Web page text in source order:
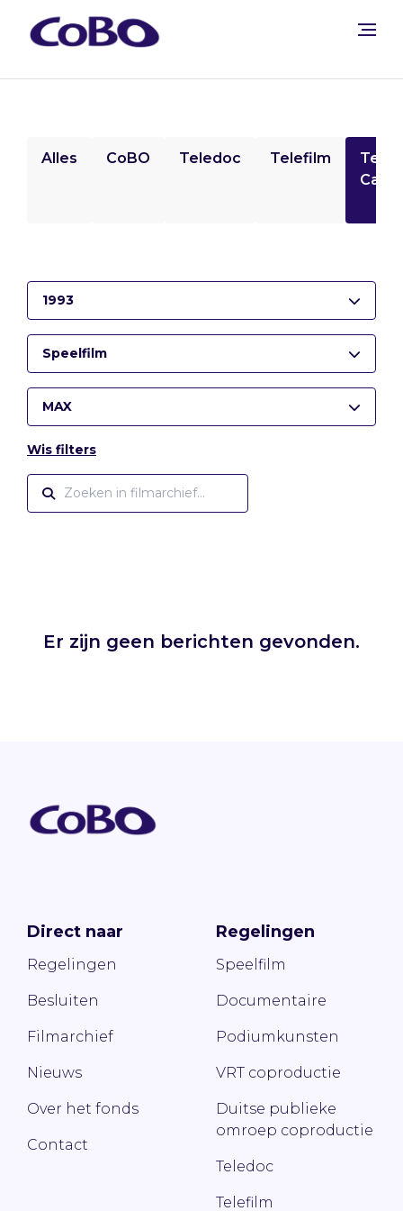
Alles CoBO Teledoc Telefilm
1993
Speelfilm
MAX
Wis filters
Er zijn geen berichten gevonden.
Direct naar
Regelingen
Besluiten
Filmarchief
Nieuws
Over het fonds
Contact
Regelingen
Speelfilm
Documentaire
Podiumkunsten
VRT coproductie
Duitse publieke
omroep coproductie
Teledoc
Telefilm